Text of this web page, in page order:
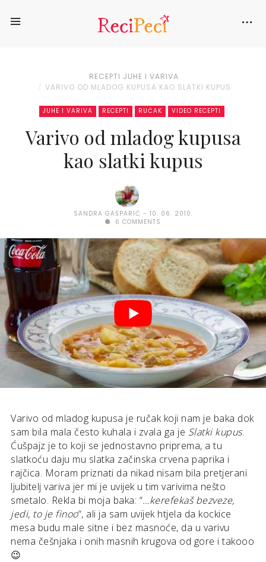
RECEPTI JUHE I VARIVA
VARIVO OD MLADOG KUPUSA KAO SLATKI KUPUS
JUHE I VARIVA RECEPTI RUČAK VIDEO RECEPTI
Varivo od mladog kupusa
kao slatki kupus
SANDRA GAŠPARIĆ
10. 06. 2010.
6 COMMENTS
Varivo od mladog kupusa je ručak koji nam je baka dok
sam bila mala često kuhala i zvala ga je Slatki kupus.
Ćušpajz je to koji se jednostavno priprema, a tu
slatkoću daju mu slatka začinska crvena paprika i
rajčica. Moram priznati da nikad nisam bila pretjerani
ljubitelj variva jer mi je uvijek u tim varivima nešto
smetalo. Rekla bi moja baka: “…kerefekaš bezveze,
jedi, to je finoo“, ali ja sam uvijek htjela da kockice
mesa budu male sitne i bez masnoće, da u varivu
nema češnjaka i onih masnih krugova od gore i takooo
😉